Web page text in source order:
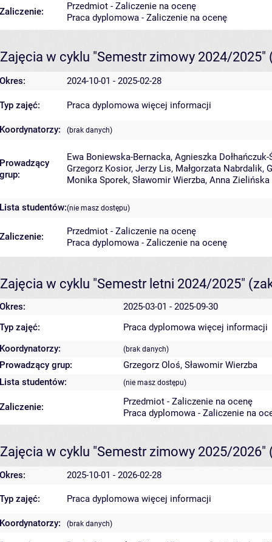
Zaliczenie:
Przedmiot - Zaliczenie na ocenę
Praca dyplomowa - Zaliczenie na ocenę
Zajęcia w cyklu "Semestr zimowy 2024/2025"
Okres: 2024-10-01 - 2025-02-28
Typ zajęć: Praca dyplomowa więcej informacji
Koordynatorzy: (brak danych)
Prowadzący
grup:
Ewa Boniewska-Bernacka, Agnieszka Dołhańczuk-
Grzegorz Kosior, Jerzy Lis, Małgorzata Nabrdalik,
Monika Sporek, Sławomir Wierzba, Anna Zielińska
Lista studentów:(nie masz dostępu)
Zaliczenie:
Przedmiot - Zaliczenie na ocenę
Praca dyplomowa - Zaliczenie na ocenę
Zajęcia w cyklu "Semestr letni 2024/2025"
Okres:
2025-03-01 - 2025-09-30
Typ zajęć:
Praca dyplomowa więcej informacji
Koordynatorzy:
(brak danych)
Prowadzący grup: Grzegorz Oloś, Sławomir Wierzba
Lista studentów:
(nie masz dostępu)
Zaliczenie:
Przedmiot - Zaliczenie na ocenę
Praca dyplomowa - Zaliczenie na
Zajęcia w cyklu "Semestr zimowy 2025/2026"
Okres: 2025-10-01 - 2026-02-28
Typ zajęć: Praca dyplomowa więcej informacji
Koordynatorzy: (brak danych)